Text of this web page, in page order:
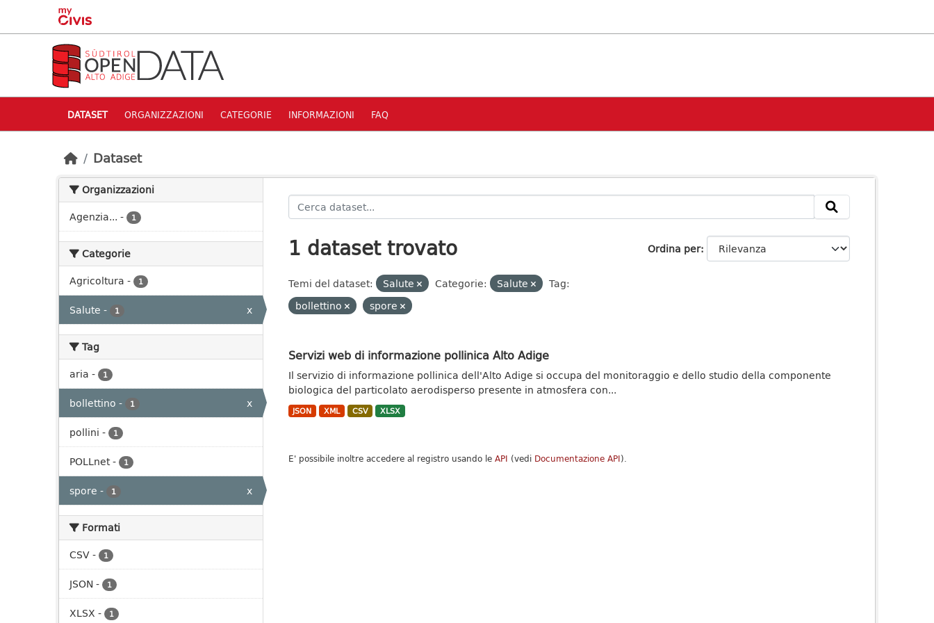
Skip to main content
DATASET ORGANIZZAZIONI CATEGORIE INFORMAZIONI FAQ
Dataset
Organizzazioni
Agenzia... - 1
Categorie
Agricoltura - 1
Salute - 1 x
Tag
aria - 1
bollettino - 1
x
pollini - 1
POLLnet- 1
spore - 1 x
Formati
CSV- 1
JSON - 1
XLSX - 1
Ordina per
1 dataset trovato
Temi del dataset: Salute Categorie: Salute
Tag:
bollettino
spore
Servizi web di informazione pollinica Alto Adige
Il servizio di informazione pollinica dell'Alto Adige si occupa del monitoraggio e dello studio della componente
biologica del particolato aerodisperso presente in atmosfera con...
JSON XML CSV XLSX
E' possibile inoltre accedere al registro usando le API (vedi Documentazione API).